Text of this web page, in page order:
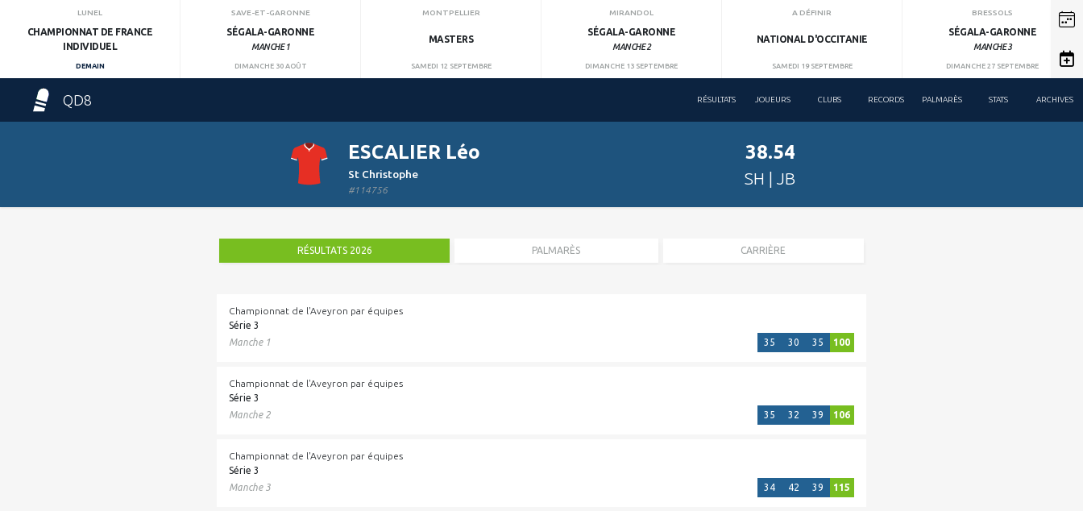
LUNEL
CHAMPIONNAT DE FRANCE
INDIVIDUEL
DEMAIN
SAVE-ET-GARONNE
SÉGALA-GARONNE
MANCHE 1
DIMANCHE 30 AOÛT
MONTPELLIER
MASTERS
SAMEDI 12 SEPTEMBRE
MIRANDOL
SÉGALA-GARONNE
MANCHE 2
DIMANCHE 13 SEPTEMBRE
A DÉFINIR
NATIONAL D'OCCITANIE
SAMEDI 19 SEPTEMBRE
BRESSOLS
SÉGALA-GARONNE
MANCHE 3
DIMANCHE 27 SEPTEMBRE
QD8 RÉSULTATS JOUEURS CLUBS RECORDS PALMARÈS STATS ARCHIVES
ESCALIER Léo
St Christophe
#114756
38.54
SH | JB
RÉSULTATS 2026 PALMARÈS CARRIÈRE
Championnat de l'Aveyron par équipes
Série 3
Manche 1
35 30 35 100
Championnat de l'Aveyron par équipes
Série 3
Manche 2
35 32 39 106
Championnat de l'Aveyron par équipes
Série 3
Manche 3
34 42 39 115